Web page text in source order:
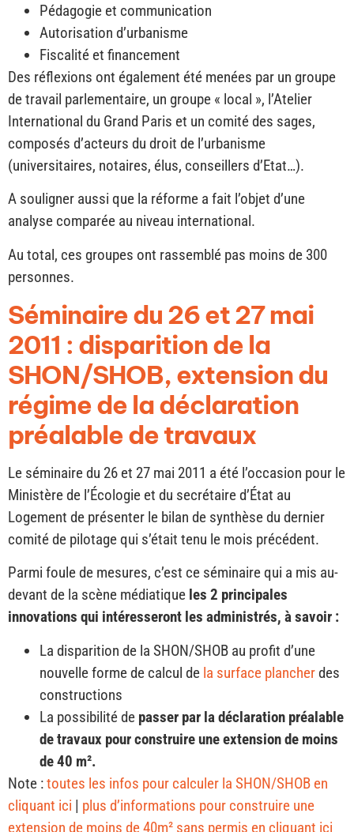
Pédagogie et communication
Autorisation d’urbanisme
Fiscalité et financement
Des réflexions ont également été menées par un groupe
de travail parlementaire, un groupe « local », l’Atelier
International du Grand Paris et un comité des sages,
composés d’acteurs du droit de l’urbanisme
(universitaires, notaires, élus, conseillers d’Etat…).
A souligner aussi que la réforme a fait l’objet d’une
analyse comparée au niveau international.
Au total, ces groupes ont rassemblé pas moins de 300
personnes.
Séminaire du 26 et 27 mai
2011 : disparition de la
SHON/SHOB, extension du
régime de la déclaration
préalable de travaux
Le séminaire du 26 et 27 mai 2011 a été l’occasion pour le
Ministère de l’Écologie et du secrétaire d’État au
Logement de présenter le bilan de synthèse du dernier
comité de pilotage qui s’était tenu le mois précédent.
Parmi foule de mesures, c’est ce séminaire qui a mis au-
devant de la scène médiatique les 2 principales
innovations qui intéresseront les administrés, à savoir :
La disparition de la SHON/SHOB au profit d’une
nouvelle forme de calcul de la surface plancherdes
constructions
La possibilité de passer par la déclaration préalable
de travaux pour construire une extension de moins
de 40 m².
Note :toutes les infos pour calculer la SHON/SHOB en
cliquant ici | plus d’informations pour construire une
extension de moins de 40m² sans permis en cliquant ici